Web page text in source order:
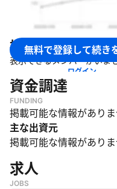
美容・ヘルスケア・介護
無料で登録して続き
ログイン
株式会社リジョブ
表示できるメンバーがいま
資金調達
FUNDING
掲載可能な情報がありま
主な出資元
掲載可能な情報がありま
求人
JOBS